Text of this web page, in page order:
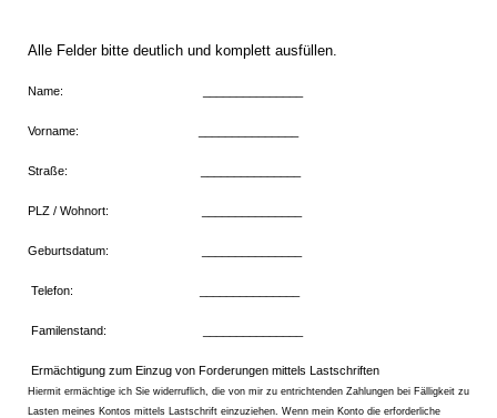
Alle Felder bitte deutlich und komplett ausfüllen.
Name: _______________
Vorname: _______________
Straße: _______________
PLZ / Wohnort: _______________
Geburtsdatum: _______________
Telefon: _______________
Familenstand: _______________
Ermächtigung zum Einzug von Forderungen mittels Lastschriften
Hiermit ermächtige ich Sie widerruflich, die von mir zu entrichtenden Zahlungen bei Fälligkeit zu
Lasten meines Kontos mittels Lastschrift einzuziehen. Wenn mein Konto die erforderliche